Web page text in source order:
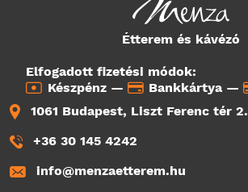
Étterem és kávézó
Elfogadott fizetési módok:
Készpénz —
Bankkártya —
1061 Budapest, Liszt Ferenc tér 2.
+36 30 145 4242
info@menzaetterem.hu